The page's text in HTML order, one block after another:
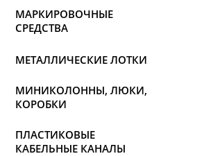
МАРКИРОВОЧНЫЕ
СРЕДСТВА
МЕТАЛЛИЧЕСКИЕ ЛОТКИ
МИНИКОЛОННЫ, ЛЮКИ,
КОРОБКИ
ПЛАСТИКОВЫЕ
КАБЕЛЬНЫЕ КАНАЛЫ